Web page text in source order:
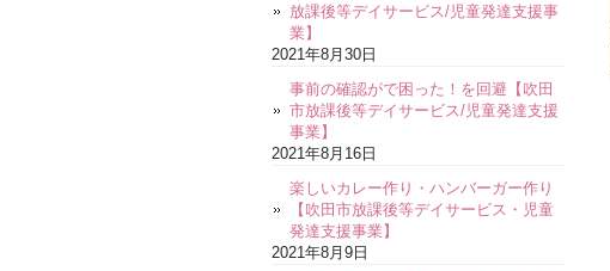
放課後等デイサービス/児童発達支援事
業】
2021年8月30日
事前の確認がで困った！を回避【吹田
市放課後等デイサービス/児童発達支援
事業】
2021年8月16日
楽しいカレー作り・ハンバーガー作り
【吹田市放課後等デイサービス・児童
発達支援事業】
2021年8月9日